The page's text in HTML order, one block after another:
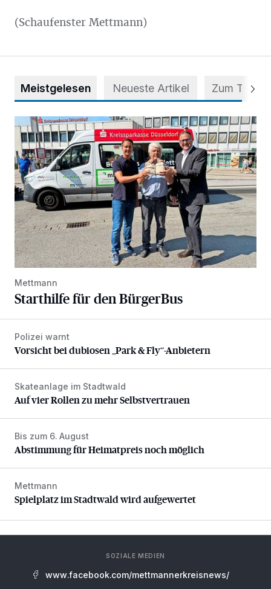
(Schaufenster Mettmann)
Meistgelesen Neueste Artikel Zum Thema
Starthilfe für den BürgerBus
Mettmann
Starthilfe für den BürgerBus
Vorsicht bei dubiosen „Park & Fly“-Anbietern
Polizei warnt
Vorsicht bei dubiosen „Park & Fly“-Anbietern
Auf vier Rollen zu mehr Selbstvertrauen
Skateanlage im Stadtwald
Auf vier Rollen zu mehr Selbstvertrauen
Abstimmung für Heimatpreis noch möglich
Bis zum 6. August
Abstimmung für Heimatpreis noch möglich
Spielplatz im Stadtwald wird aufgewertet
Mettmann
Spielplatz im Stadtwald wird aufgewertet
SOZIALE MEDIEN
www.facebook.com/mettmannerkreisnews/